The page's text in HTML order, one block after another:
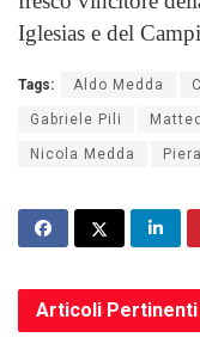
Iglesias e del
Tags: Aldo Medda
Gabriele Pili
Nicola Medda
Articoli Pertinenti
SPORT